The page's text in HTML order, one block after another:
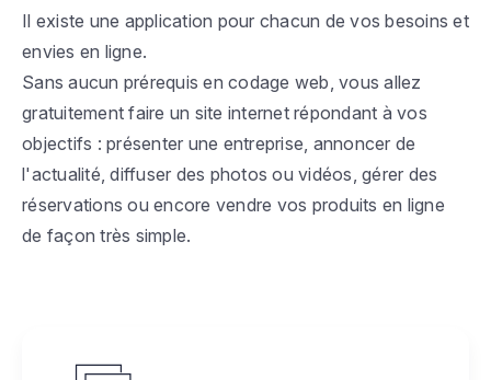
Il existe une application pour chacun de vos besoins et
envies en ligne.
Sans aucun prérequis en codage web, vous allez
gratuitement faire un site internet répondant à vos
objectifs : présenter une entreprise, annoncer de
l'actualité, diffuser des photos ou vidéos, gérer des
réservations ou encore vendre vos produits en ligne
de façon très simple.